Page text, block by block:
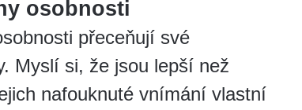
osobnosti
přeceňují své
Myslí si, že jsou lepší než
nafouknuté vnímání vlastní